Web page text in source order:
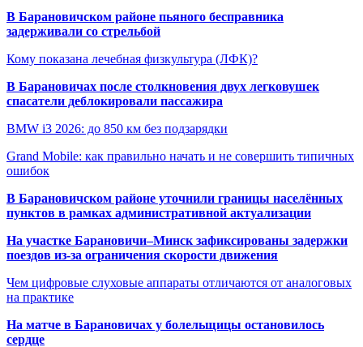
В Барановичском районе пьяного бесправника
задерживали со стрельбой
Кому показана лечебная физкультура (ЛФК)?
В Барановичах после столкновения двух легковушек
спасатели деблокировали пассажира
BMW i3 2026: до 850 км без подзарядки
Grand Mobile: как правильно начать и не совершить типичных
ошибок
В Барановичском районе уточнили границы населённых
пунктов в рамках административной актуализации
На участке Барановичи–Минск зафиксированы задержки
поездов из-за ограничения скорости движения
Чем цифровые слуховые аппараты отличаются от аналоговых
на практике
На матче в Барановичах у болельщицы остановилось
сердце